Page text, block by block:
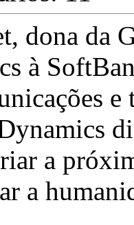
dona da
à
e
a
a